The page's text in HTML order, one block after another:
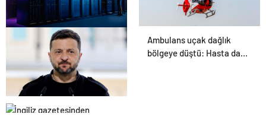
Datahost İle Güvenilir
Sunucu Hizmetleri
Ambulans uçak dağlık
bölgeye düştü: Hasta da
İngiliz gazetesinden